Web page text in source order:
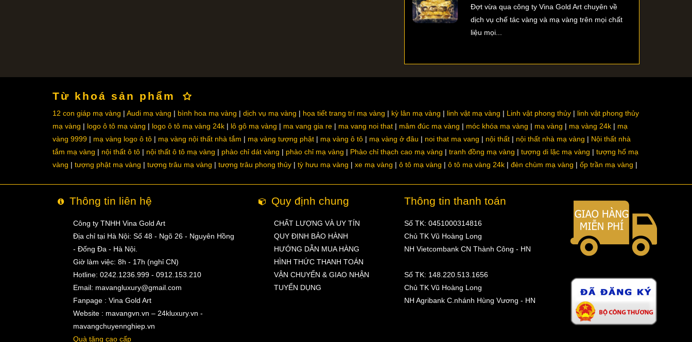
Đợt vừa qua công ty Vina Gold Art chuyên về
dịch vụ chế tác vàng và mạ vàng trên mọi chất
liệu mọi...
Từ khoá sản phẩm
12 con giáp mạ vàng Audi mạ vàng bình hoa mạ vàng dịch vụ mạ vàng họa tiết trang trí mạ vàng kỳ lân mạ vàng linh vật mạ vàng Linh vật phong thủy
linh vật phong thủy
mạ vàng
logo ô tô mạ vàng logo ô tô mạ vàng 24k lô gô mạ vàng ma vang gia re ma vang noi that mâm đúc mạ vàng móc khóa mạ vàng mạ vàng mạ vàng 24k
mạ
vàng 9999
mạ vàng logo ô tô mạ vàng nội thất nhà tắm mạ vàng tượng phật mạ vàng ô tô mạ vàng ở đâu noi that ma vang nội thất nội thất nhà mạ vàng
Nội thất nhà
tắm mạ vàng
nội thất ô tô nội thất ô tô mạ vàng phào chỉ dát vàng phào chỉ mạ vàng Phào chỉ thạch cao mạ vàng tranh đồng mạ vàng tượng di lặc mạ vàng
tượng hổ mạ
vàng
tượng phật mạ vàng tượng trâu mạ vàng tượng trâu phong thủy tỳ hưu mạ vàng xe mạ vàng ô tô mạ vàng ô tô mạ vàng 24k đèn chùm mạ vàng ốp trần mạ vàng
Thông tin liên hệ
Công ty TNHH Vina Gold Art
Địa chỉ tại Hà Nội: Số 48 - Ngõ 26 - Nguyên Hồng
- Đống Đa - Hà Nội.
Giờ làm việc: 8h - 17h (nghỉ CN)
Hotline: 0242.1236.999 - 0912.153.210
Email: mavangluxury@gmail.com
Fanpage : Vina Gold Art
Website : mavangvn.vn – 24kluxury.vn -
mavangchuyennghiep.vn
Quà tặng cao cấp
Quy định chung
CHẤT LƯỢNG VÀ UY TÍN
QUY ĐỊNH BẢO HÀNH
HƯỚNG DẪN MUA HÀNG
HÌNH THỨC THANH TOÁN
VẬN CHUYỂN & GIAO NHẬN
TUYỂN DỤNG
Thông tin thanh toán
Số TK: 0451000314816
Chủ TK Vũ Hoàng Long
NH Vietcombank CN Thành Công - HN
Số TK: 148.220.513.1656
Chủ TK Vũ Hoàng Long
NH Agribank C.nhánh Hùng Vương - HN